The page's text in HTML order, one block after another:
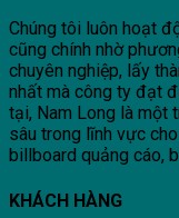
Chúng tôi luôn hoạt
cũng chính nhờ
chuyên nghiệp, lấy
nhất mà công ty đạt
tại, Nam Long là một
sâu trong lĩnh vực
billboard quảng cáo,
KHÁCH HÀNG